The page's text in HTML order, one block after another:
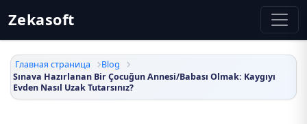
Zekasoft
Главная страница
Blog
Sınava Hazırlanan Bir Çocuğun Annesi/Babası Olmak: Kaygıyı
Evden Nasıl Uzak Tutarsınız?